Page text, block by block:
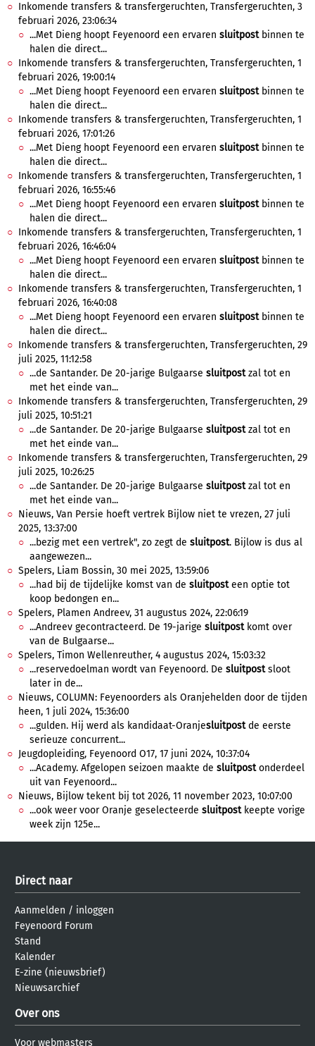
Inkomende transfers & transfergeruchten, Transfergeruchten, 3
februari 2026, 23:06:34
...Met Dieng hoopt Feyenoord een ervaren sluitpostbinnen te
halen die direct...
Inkomende transfers & transfergeruchten, Transfergeruchten, 1
februari 2026, 19:00:14
...Met Dieng hoopt Feyenoord een ervaren sluitpostbinnen te
halen die direct...
Inkomende transfers & transfergeruchten, Transfergeruchten, 1
februari 2026, 17:01:26
...Met Dieng hoopt Feyenoord een ervaren sluitpostbinnen te
halen die direct...
Inkomende transfers & transfergeruchten, Transfergeruchten, 1
februari 2026, 16:55:46
...Met Dieng hoopt Feyenoord een ervaren sluitpostbinnen te
halen die direct...
Inkomende transfers & transfergeruchten, Transfergeruchten, 1
februari 2026, 16:46:04
...Met Dieng hoopt Feyenoord een ervaren sluitpostbinnen te
halen die direct...
Inkomende transfers & transfergeruchten, Transfergeruchten, 1
februari 2026, 16:40:08
...Met Dieng hoopt Feyenoord een ervaren sluitpostbinnen te
halen die direct...
Inkomende transfers & transfergeruchten, Transfergeruchten, 29
juli 2025, 11:12:58
...de Santander. De 20-jarige Bulgaarse sluitpostzal tot en
met het einde van...
Inkomende transfers & transfergeruchten, Transfergeruchten, 29
juli 2025, 10:51:21
...de Santander. De 20-jarige Bulgaarse sluitpostzal tot en
met het einde van...
Inkomende transfers & transfergeruchten, Transfergeruchten, 29
juli 2025, 10:26:25
...de Santander. De 20-jarige Bulgaarse sluitpostzal tot en
met het einde van...
Nieuws, Van Persie hoeft vertrek Bijlow niet te vrezen, 27 juli
2025, 13:37:00
...bezig met een vertrek", zo zegt de sluitpost. Bijlow is dus al
aangewezen...
Spelers, Liam Bossin, 30 mei 2025, 13:59:06
...had bij de tijdelijke komst van de sluitposteen optie tot
koop bedongen en...
Spelers, Plamen Andreev, 31 augustus 2024, 22:06:19
...Andreev gecontracteerd. De 19-jarige sluitpostkomt over
van de Bulgaarse...
Spelers, Timon Wellenreuther, 4 augustus 2024, 15:03:32
...reservedoelman wordt van Feyenoord. De sluitpostsloot
later in de...
Nieuws, COLUMN: Feyenoorders als Oranjehelden door de tijden
heen, 1 juli 2024, 15:36:00
...gulden. Hij werd als kandidaat-Oranjesluitpostde eerste
serieuze concurrent...
Jeugdopleiding, Feyenoord O17, 17 juni 2024, 10:37:04
...Academy. Afgelopen seizoen maakte de sluitpostonderdeel
uit van Feyenoord...
Nieuws, Bijlow tekent bij tot 2026, 11 november 2023, 10:07:00
...ook weer voor Oranje geselecteerde sluitpostkeepte vorige
week zijn 125e...
Direct naar
Aanmelden / inloggen
Feyenoord Forum
Stand
Kalender
E-zine (nieuwsbrief)
Nieuwsarchief
Over ons
Voor webmasters